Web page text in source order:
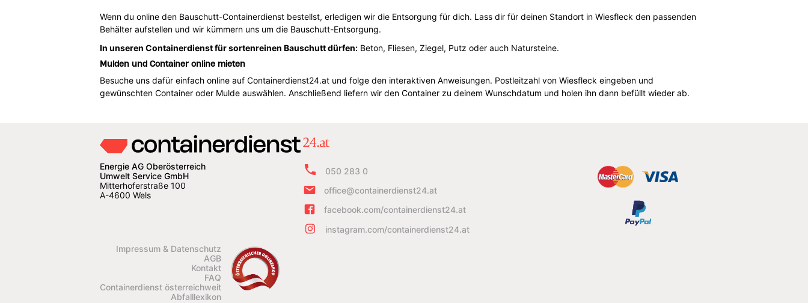
Wenn du online den Bauschutt-Containerdienst bestellst, erledigen wir die Entsorgung für dich. Lass dir für deinen Standort in Wiesfleck den passenden
Behälter aufstellen und wir kümmern uns um die Bauschutt-Entsorgung.
In unseren Containerdienst für sortenreinen Bauschutt dürfen:Beton, Fliesen, Ziegel, Putz oder auch Natursteine.
Mulden und Container online mieten
Besuche uns dafür einfach online auf Containerdienst24.at und folge den interaktiven Anweisungen. Postleitzahl von Wiesfleck eingeben und
gewünschten Container oder Mulde auswählen. Anschließend liefern wir den Container zu deinem Wunschdatum und holen ihn dann befüllt wieder ab.
Energie AG Oberösterreich
Umwelt Service GmbH
Mitterhoferstraße 100
A-4600 Wels
050 283 0
office@containerdienst24.at
facebook.com/containerdienst24.at
instagram.com/containerdienst24.at
Impressum & Datenschutz
AGB
Kontakt
FAQ
Containerdienst österreichweit
Abfalllexikon